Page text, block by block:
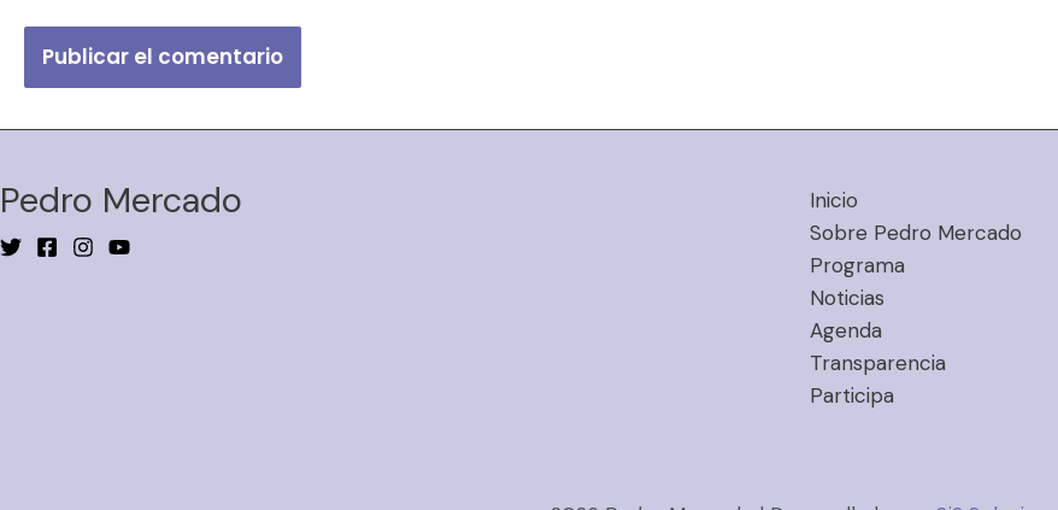
Pedro Mercado
Inicio
Sobre Pedro Mercado
Programa
Noticias
Agenda
Transparencia
Participa